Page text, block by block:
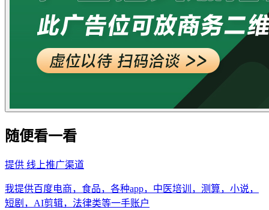
随便看一看
提供 线上推广渠道
我提供百度电商，食品，各种app，中医培训，测算，小说，
短剧，AI剪辑，法律类等一手账户